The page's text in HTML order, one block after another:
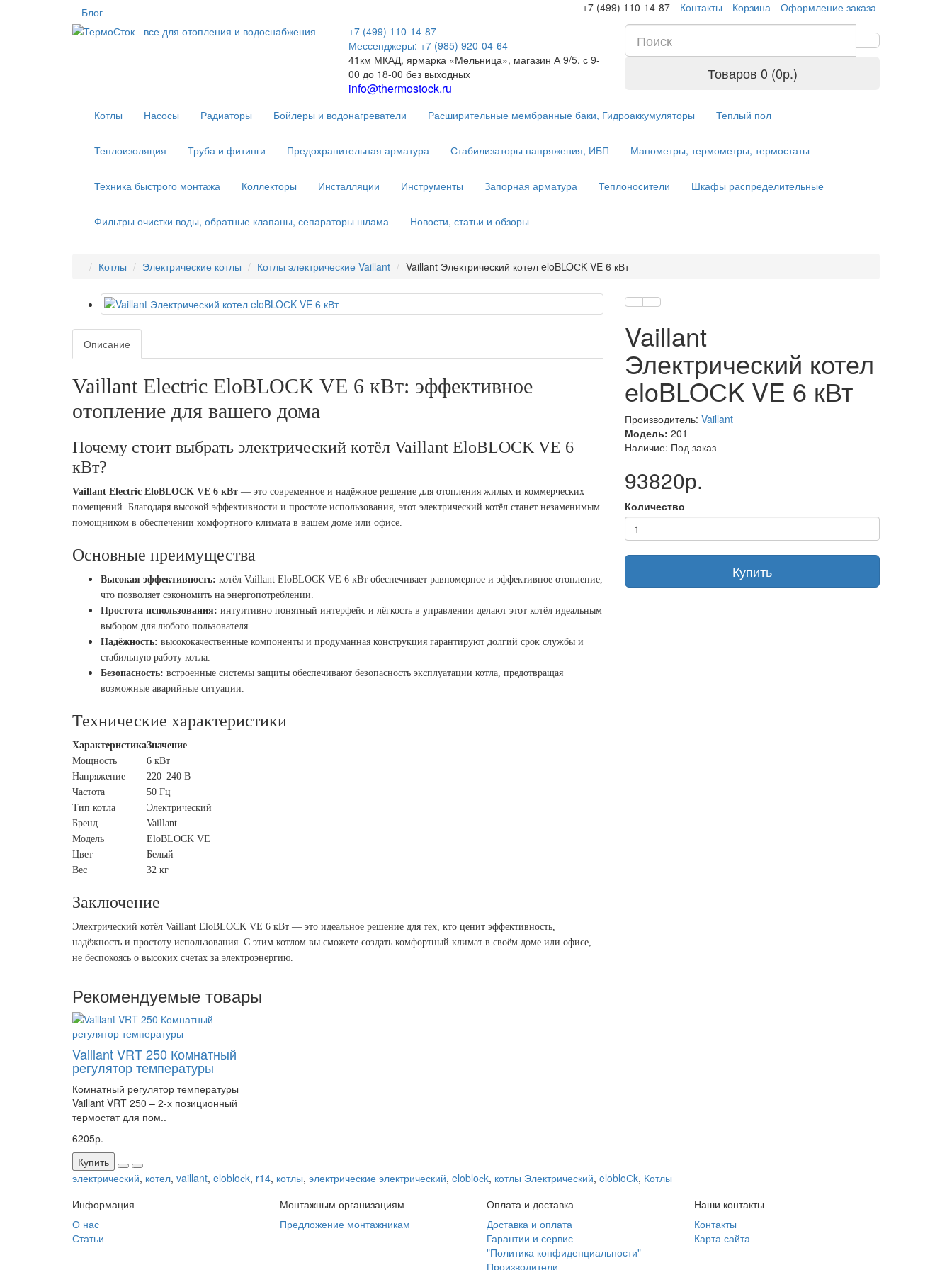
Блог +7 (499) 110-14-87 Контакты Корзина
Оформление заказа
+7 (499) 110-14-87
Мессенджеры: +7 (985) 920-04-64
41км МКАД, ярмарка «Мельница», магазин А 9/5. с 9-
00 до 18-00 без выходных
info@thermostock.ru
Товаров 0 (0р.)
Котлы Насосы Радиаторы Бойлеры и водонагреватели Расширительные мембранные баки, Гидроаккумуляторы Теплый пол
Теплоизоляция Труба и фитинги Предохранительная арматура Стабилизаторы напряжения, ИБП Манометры, термометры, термостаты
Техника быстрого монтажа Коллекторы Инсталляции Инструменты Запорная арматура Теплоносители Шкафы распределительные
Фильтры очистки воды, обратные клапаны, сепараторы шлама Новости, статьи и обзоры
Котлы Электрические котлы Котлы электрические Vaillant Vaillant Электрический котел eloBLOСK VE 6 кВт
Описание
Vaillant Electric EloBLOСK VE 6 кВт: эффективное
отопление для вашего дома
Почему стоит выбрать электрический котёл Vaillant EloBLOСK VE 6
кВт?
Vaillant Electric EloBLOСK VE 6 кВт — это современное и надёжное решение для отопления жилых и коммерческих
помещений. Благодаря высокой эффективности и простоте использования, этот электрический котёл станет незаменимым
помощником в обеспечении комфортного климата в вашем доме или офисе.
Основные преимущества
Высокая эффективность: котёл Vaillant EloBLOСK VE 6 кВт обеспечивает равномерное и эффективное отопление,
что позволяет сэкономить на энергопотреблении.
Простота использования: интуитивно понятный интерфейс и лёгкость в управлении делают этот котёл идеальным
выбором для любого пользователя.
Надёжность: высококачественные компоненты и продуманная конструкция гарантируют долгий срок службы и
стабильную работу котла.
Безопасность: встроенные системы защиты обеспечивают безопасность эксплуатации котла, предотвращая
возможные аварийные ситуации.
Технические характеристики
ХарактеристикаЗначение
Мощность
6 кВт
Напряжение
220–240 В
Частота
50 Гц
Тип котла
Электрический
Бренд
Vaillant
Модель
EloBLOСK VE
Цвет
Белый
Вес
32 кг
Заключение
Электрический котёл Vaillant EloBLOСK VE 6 кВт — это идеальное решение для тех, кто ценит эффективность,
надёжность и простоту использования. С этим котлом вы сможете создать комфортный климат в своём доме или офисе,
не беспокоясь о высоких счетах за электроэнергию.
Vaillant
Электрический котел
eloBLOСK VE 6 кВт
Производитель: Vaillant
Модель: 201
Наличие: Под заказ
93820р.
Количество
Купить
Рекомендуемые товары
Vaillant VRT 250 Комнатный
регулятор температуры
Комнатный регулятор температуры
Vaillant VRT 250 – 2-х позиционный
термостат для пом..
6205р.
Купить
электрический, котел, vaillant, elobloсk, r14, котлы, электрические электрический, elobloсk, котлы Электрический, elobloСk, Котлы
Информация
О нас
Статьи
Монтажным организациям
Предложение монтажникам
Оплата и доставка
Доставка и оплата
Гарантии и сервис
"Политика конфиденциальности"
Производители
Наши контакты
Контакты
Карта сайта